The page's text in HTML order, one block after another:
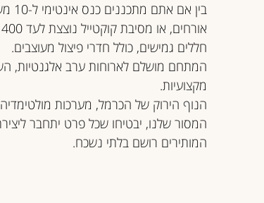
חללים גמישים, כולל חדרי פיצול מעוצבים.
המתחם מושלם לארוחות ערב אלגנטיות,
מקצועיות.
הנוף הירוק של הכרמל, מערכות
המסור שלנו, יבטיחו שכל פרט יתחבר
המותירים רושם בלתי נשכח.